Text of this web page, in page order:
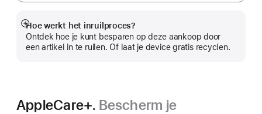
Hoe werkt het inruilproces?
Ontdek hoe je kunt besparen op deze aankoop door
een artikel in te ruilen. Of laat je device gratis recyclen.
Meer
AppleCare+. Bescherm je